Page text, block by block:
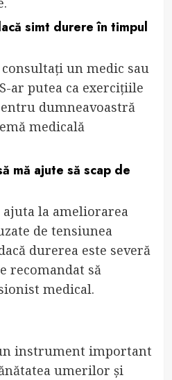
simt durere în timpul
un medic sau
ar putea ca exercițiile
dumneavoastră
medicală
mă ajute să scap de
la ameliorarea
de tensiunea
durerea este severă
recomandat să
medical.
instrument important
umerilor și